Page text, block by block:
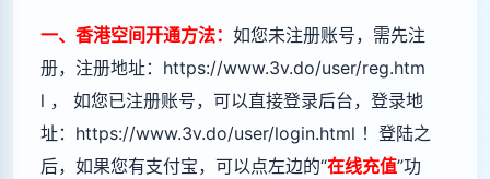
一、香港空间开通方法： 如您未注册账号，需先注
册，注册地址： https://www.3v.do/user/reg.htm
l ， 如您已注册账号，可以直接登录后台，登录地
址： https://www.3v.do/user/login.html ！登陆之
后，如果您有支付宝，可以点左边的“在线充值”功